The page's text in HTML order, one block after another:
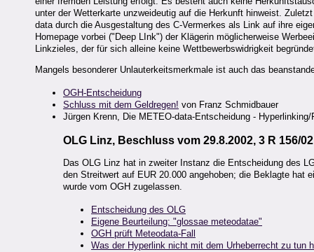
unter der Wetterkarte unzweideutig auf die Herkunft hinweist.
data durch die Ausgestaltung des C-Vermerkes als Link auf ihre
Homepage vorbei ("Deep LInk") der Klägerin möglicherweise
Linkzieles, der für sich alleine keine Wettbewerbswidrigkeit
Mangels besonderer Unlauterkeitsmerkmale ist auch das
OGH-Entscheidung
Schluss mit dem Geldregen! von Franz Schmidbauer
Jürgen Krenn, Die METEO-data-Entscheidung -
OLG Linz, Beschluss vom 29.8.2002, 3 R 156/
Das OLG Linz hat in zweiter Instanz die Entscheidung des
den Streitwert auf EUR 20.000 angehoben; die Beklagte hat
wurde vom OGH zugelassen.
Entscheidung des OLG
Eigene Beurteilung: "glossae meteodatae"
OGH prüft Meteodata-Fall
Was der Hyperlink nicht mit dem Urheberrecht zu tun